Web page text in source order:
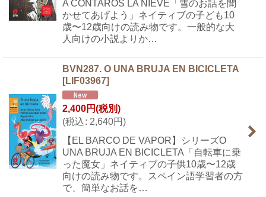
A CONTAROS LA NIEVE「雪のお話を聞
かせてあげよう」ネイティブの子ども10
歳〜12歳向けの読み物です。一般的な大
人向けの小説よりか…
BVN287. O UNA BRUJA EN BICICLETA
[LIF03967]
2,400円(税別)
(税込: 2,640円)
【EL BARCO DE VAPOR】シリーズO
UNA BRUJA EN BICICLETA「自転車に乗
った魔女」ネイティブの子供10歳〜12歳
向けの読み物です。スペイン語学習者の方
で、簡単なお話を…